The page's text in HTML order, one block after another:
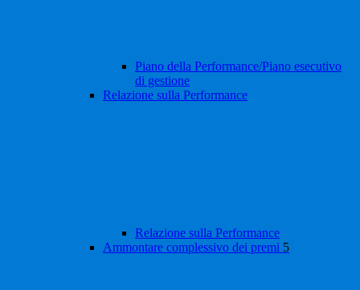
Piano della Performance/Piano esecutivo
di gestione
Relazione sulla Performance
Relazione sulla Performance
Ammontare complessivo dei premi 5